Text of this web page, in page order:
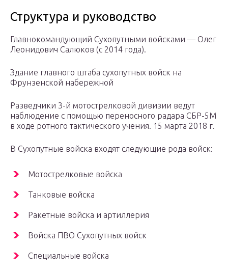
Структура и руководство
Главнокомандующий Сухопутными войсками — Олег
Леонидович Салюков (с 2014 года).
Здание главного штаба сухопутных войск на
Фрунзенской набережной
Разведчики 3-й мотострелковой дивизии ведут
наблюдение с помощью переносного радара СБР-5М
в ходе ротного тактического учения. 15 марта 2018 г.
В Сухопутные войска входят следующие рода войск:
Мотострелковые войска
Танковые войска
Ракетные войска и артиллерия
Войска ПВО Сухопутных войск
Специальные войска